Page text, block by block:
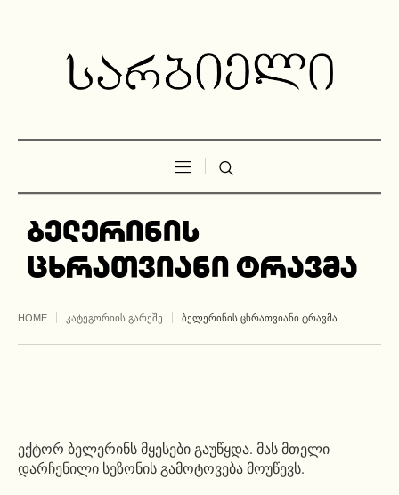
ბელერინის
ცხრათვიანი ტრავმა
HOME ᲙᲐᲢᲔᲒᲝᲠᲘᲘᲡ ᲒᲐᲠᲔᲨᲔ ᲑᲔᲚᲔᲠᲘᲜᲘᲡ ᲪᲮᲠᲐᲗᲕᲘᲐᲜᲘ ᲢᲠᲐᲕᲛᲐ
ექტორ ბელერინს მყესები გაუწყდა. მას მთელი
დარჩენილი სეზონის გამოტოვება მოუწევს.